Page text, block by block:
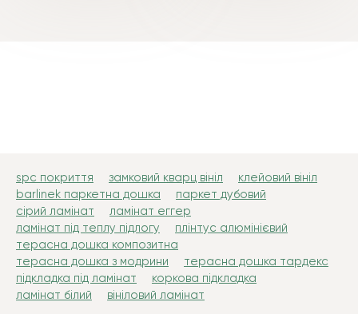
spc покриття замковий кварц вініл
клейовий вініл
barlinek паркетна дошка
паркет дубовий
сірий ламінат
ламінат еггер
ламінат під теплу підлогу
плінтус алюмінієвий
терасна дошка композитна
терасна дошка з модрини
терасна дошка тардекс
підкладка під ламінат
коркова підкладка
ламінат білий
вініловий ламінат